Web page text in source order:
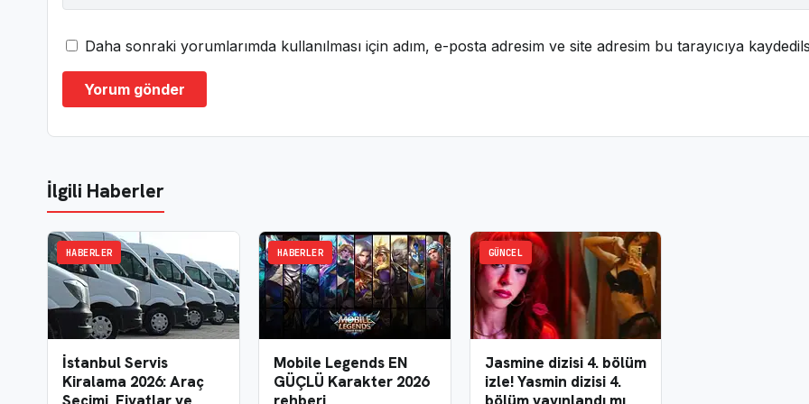
Daha sonraki yorumlarımda kullanılması için adım, e-posta adresim ve site adresim bu tarayıcıya
İlgili Haberler
HABERLER
İstanbul Servis
Kiralama 2026: Araç
HABERLER
Mobile Legends EN
GÜÇLÜ Karakter 2026
GÜNCEL
Jasmine dizisi 4. bölüm
izle! Yasmin dizisi 4.